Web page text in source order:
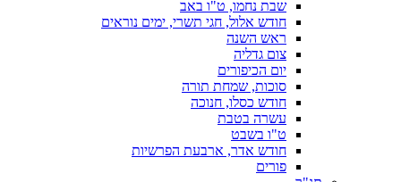
שבת נחמו, ט"ו באב
חודש אלול, חגי תשרי, ימים נוראים
ראש השנה
צום גדליה
יום הכיפורים
סוכות, שמחת תורה
חודש כסלו, חנוכה
עשרה בטבת
ט"ו בשבט
חודש אדר, ארבעת הפרשיות
פורים